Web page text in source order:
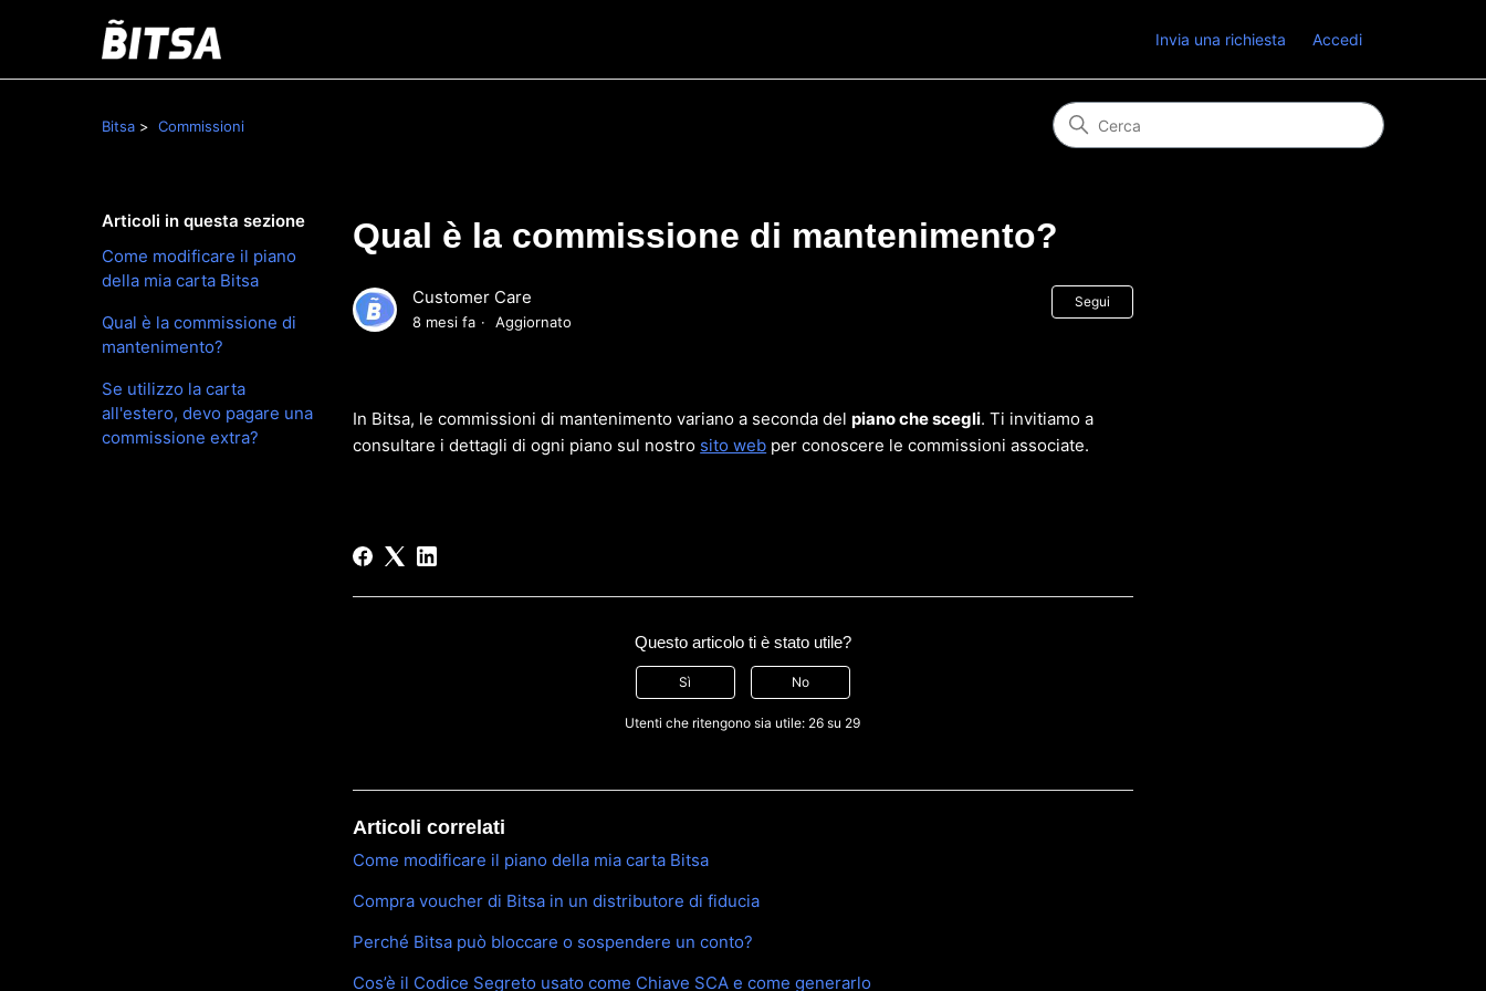
Invia una richiesta Accedi
Bitsa Commissioni
Articoli in questa sezione
Come modificare il piano
della mia carta Bitsa
Qual è la commissione di
mantenimento?
Se utilizzo la carta
all'estero, devo pagare una
commissione extra?
Qual è la commissione di mantenimento?
Customer Care
8 mesi fa Aggiornato
Segui
In Bitsa, le commissioni di mantenimento variano a seconda delpiano che scegli. Ti invitiamo a
consultare i dettagli di ogni piano sul nostro sito web per conoscere le commissioni associate.
Questo articolo ti è stato utile?
Sì No
Utenti che ritengono sia utile: 26 su 29
Articoli correlati
Come modificare il piano della mia carta Bitsa
Compra voucher di Bitsa in un distributore di fiducia
Perché Bitsa può bloccare o sospendere un conto?
Cos’è il Codice Segreto usato come Chiave SCA e come generarlo